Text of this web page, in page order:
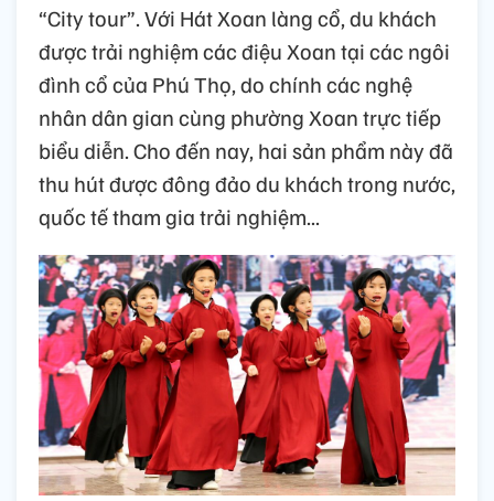
“City tour”. Với Hát Xoan làng cổ, du khách
được trải nghiệm các điệu Xoan tại các ngôi
đình cổ của Phú Thọ, do chính các nghệ
nhân dân gian cùng phường Xoan trực tiếp
biểu diễn. Cho đến nay, hai sản phẩm này đã
thu hút được đông đảo du khách trong nước,
quốc tế tham gia trải nghiệm...